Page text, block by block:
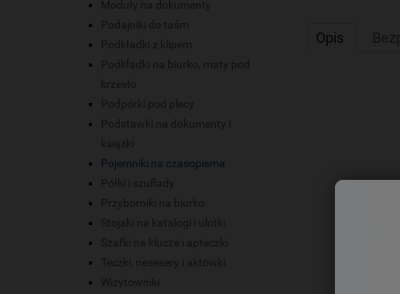
Moduły na dokumenty
Podajniki do taśm
Podkładki z klipem
Podkładki na biurko, maty pod
krzesło
Podpórki pod plecy
Podstawki na dokumenty i
książki
Pojemniki na czasopisma
Półki i szuflady
Przyborniki na biurko
Stojaki na katalogi i ulotki
Szafki na klucze i apteczki
Teczki, nesesery i aktówki
Wizytowniki
Opis